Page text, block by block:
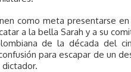
como meta presentarse
a la bella Sarah y a su
de la década del
para escapar de un